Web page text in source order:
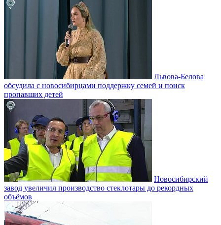
Львова-Белова
обсудила с новосибирцами поддержку семей и поиск
пропавших детей
Новосибирский
завод увеличил производство стеклотары до рекордных
объёмов